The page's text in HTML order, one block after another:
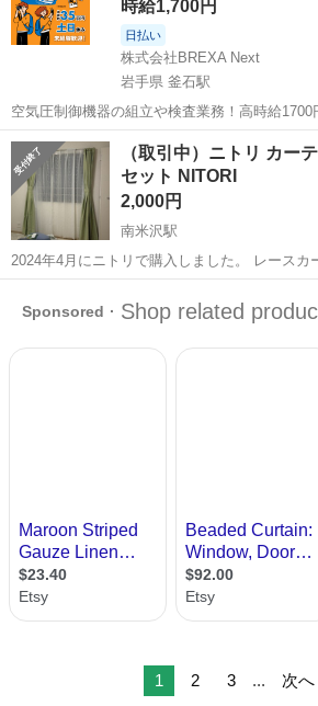
時給1,700円
日払い
株式会社BREXA Next
岩手県 釜石駅
空気圧制御機器の組立や検査業務！高時給
務！嬉しい寮費無料！ワンルーム寮完備★マイ
内に無料駐車場あり★！《岩手県釜石市》 人気の工場のお仕事 ◇空気
圧制御機器（シリンダ、バルブ...
岩手 釜石市 釜石駅 その他
（取引中）ニトリ カー
セット NITORI
2,000円
南米沢駅
2024年4月にニトリで購入しました。 レースカーテン（アイボリー・
100×198cm×2枚）と、 遮光2級・遮熱・防炎
ーン・100×200cm×2枚）をまとめてお譲りします。 全体的に比
1 2 3 ... 次へ